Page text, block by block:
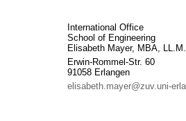
International Office
School of Engineering
Elisabeth Mayer, MBA, LL.M.
Erwin-Rommel-Str. 60
91058 Erlangen
elisabeth.mayer@zuv.uni-